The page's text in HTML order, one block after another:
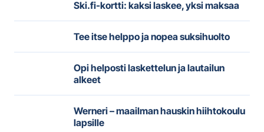
Ski.fi-kortti: kaksi laskee, yksi maksaa
Tee itse helppo ja nopea suksihuolto
Opi helposti laskettelun ja lautailun
alkeet
Werneri – maailman hauskin hiihtokoulu
lapsille